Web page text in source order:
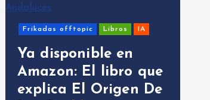
Sistemas Windows
Ejercicio Misión
Imposible en Batch